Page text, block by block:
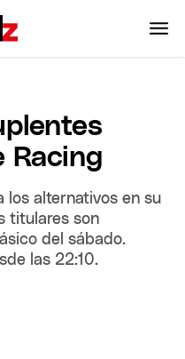
Racing
los alternativos en su
titulares son
del sábado.
las 22:10.